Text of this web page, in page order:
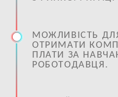
МОЖЛИВІСТЬ
ОТРИМАТИ
ПЛАТИ ЗА
РОБОТОДАВЦЯ.